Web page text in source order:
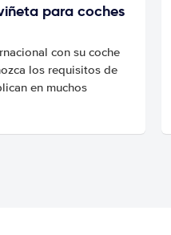
para coches
con su coche
los requisitos de
en muchos